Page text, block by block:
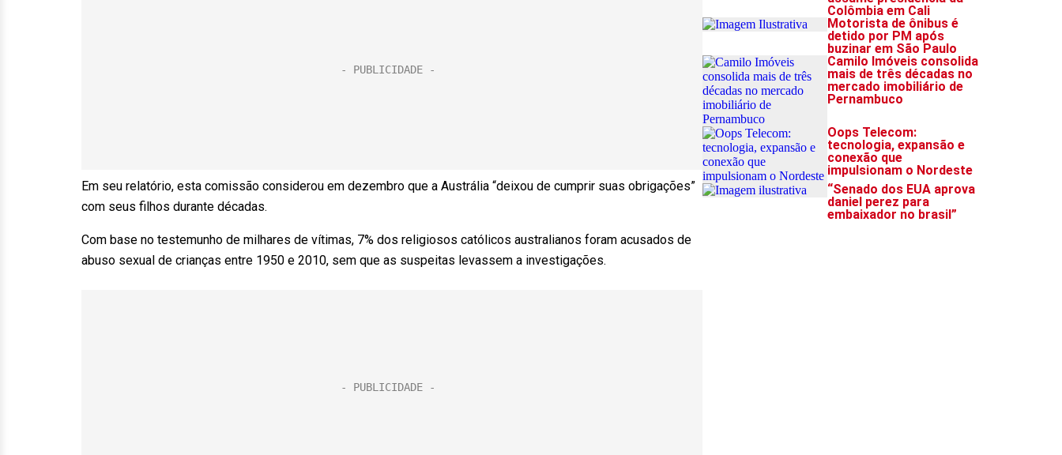
Em seu relatório, esta comissão considerou em dezembro que a Austrália “deixou de cumprir suas obrigações”
com seus filhos durante décadas.
Com base no testemunho de milhares de vítimas, 7% dos religiosos católicos australianos foram acusados ​​de
abuso sexual de crianças entre 1950 e 2010, sem que as suspeitas levassem a investigações.